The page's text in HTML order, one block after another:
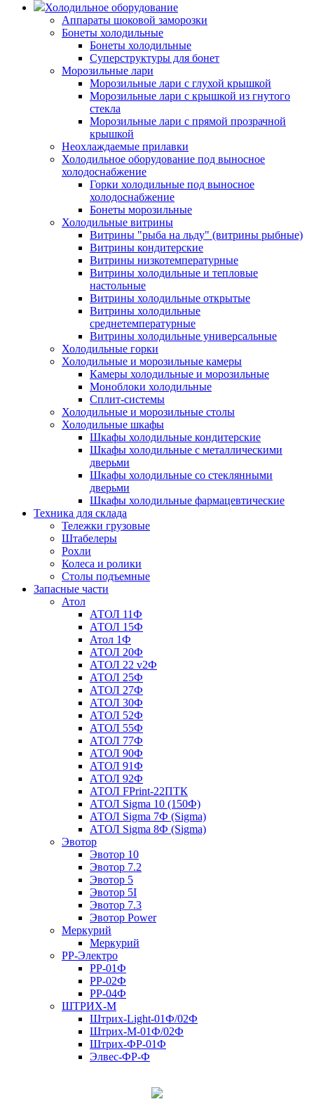
Холодильное оборудование
Аппараты шоковой заморозки
Бонеты холодильные
Бонеты холодильные
Суперструктуры для бонет
Морозильные лари
Морозильные лари с глухой крышкой
Морозильные лари с крышкой из гнутого
стекла
Морозильные лари с прямой прозрачной
крышкой
Неохлаждаемые прилавки
Холодильное оборудование под выносное
холодоснабжение
Горки холодильные под выносное
холодоснабжение
Бонеты морозильные
Холодильные витрины
Витрины "рыба на льду" (витрины рыбные)
Витрины кондитерские
Витрины низкотемпературные
Витрины холодильные и тепловые
настольные
Витрины холодильные открытые
Витрины холодильные
среднетемпературные
Витрины холодильные универсальные
Холодильные горки
Холодильные и морозильные камеры
Камеры холодильные и морозильные
Моноблоки холодильные
Сплит-системы
Холодильные и морозильные столы
Холодильные шкафы
Шкафы холодильные кондитерские
Шкафы холодильные с металлическими
дверьми
Шкафы холодильные со стеклянными
дверьми
Шкафы холодильные фармацевтические
Техника для склада
Тележки грузовые
Штабелеры
Рохли
Колеса и ролики
Столы подъемные
Запасные части
Атол
АТОЛ 11Ф
АТОЛ 15Ф
Атол 1Ф
АТОЛ 20Ф
АТОЛ 22 v2Ф
АТОЛ 25Ф
АТОЛ 27Ф
АТОЛ 30Ф
АТОЛ 52Ф
АТОЛ 55Ф
АТОЛ 77Ф
АТОЛ 90Ф
АТОЛ 91Ф
АТОЛ 92Ф
АТОЛ FPrint-22ПТК
АТОЛ Sigma 10 (150Ф)
АТОЛ Sigma 7Ф (Sigma)
АТОЛ Sigma 8Ф (Sigma)
Эвотор
Эвотор 10
Эвотор 7.2
Эвотор 5
Эвотор 5I
Эвотор 7.3
Эвотор Power
Меркурий
Меркурий
РР-Электро
РР-01Ф
РР-02Ф
РР-04Ф
ШТРИХ-М
Штрих-Light-01Ф/02Ф
Штрих-М-01Ф/02Ф
Штрих-ФР-01Ф
Элвес-ФР-Ф